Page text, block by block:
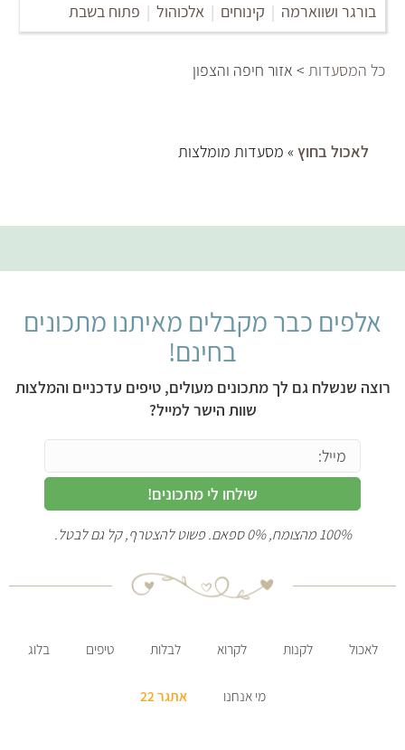
בורגר ושווארמה | קינוחים | אלכוהול | פתוח בשבת
כל המסעדות > אזור חיפה והצפון
לאכול בחוץ » מסעדות מומלצות
אלפים כבר מקבלים מאיתנו מתכונים
בחינם!
רוצה שנשלח גם לך מתכונים מעולים, טיפים עדכניים והמלצות
שוות הישר למייל?
שילחו לי מתכונים!
100% מהצומח, 0% ספאם. פשוט להצטרף, קל גם לבטל.
לאכול לקנות לקרוא לבלות טיפים בלוג
מי אנחנו אתגר 22